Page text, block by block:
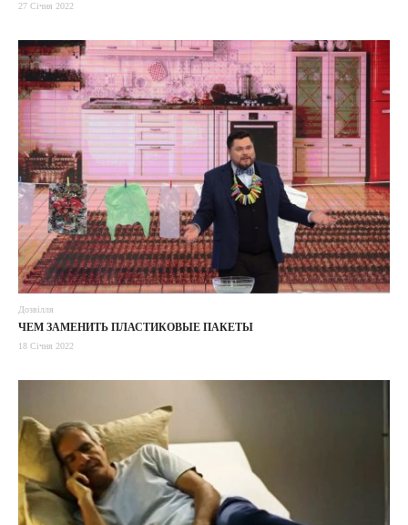
27 Січня 2022
Дозвілля
ЧЕМ ЗАМЕНИТЬ ПЛАСТИКОВЫЕ ПАКЕТЫ
18 Січня 2022